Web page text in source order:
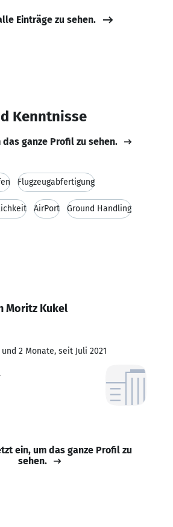
Einträge zu sehen.
Kenntnisse
ganze Profil zu sehen.
Flugzeugabfertigung
AirPort Ground Handling
Moritz Kukel
und 2 Monate, seit Juli 2021
ein, um das ganze Profil zu
sehen.